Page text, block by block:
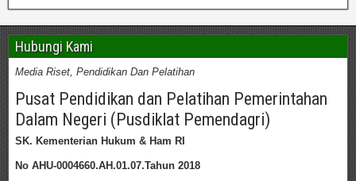
Hubungi Kami
Media Riset, Pendidikan Dan Pelatihan
Pusat Pendidikan dan Pelatihan Pemerintahan
Dalam Negeri (Pusdiklat Pemendagri)
SK. Kementerian Hukum & Ham RI
No AHU-0004660.AH.01.07.Tahun 2018